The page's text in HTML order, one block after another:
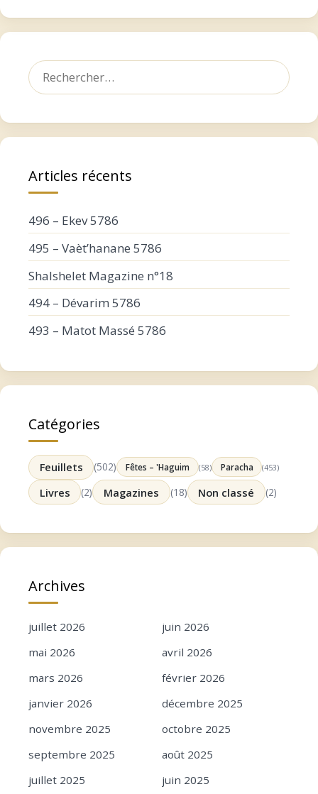
Rechercher :
Articles récents
496 – Ekev 5786
495 – Vaèt’hanane 5786
Shalshelet Magazine n°18
494 – Dévarim 5786
493 – Matot Massé 5786
Catégories
Feuillets (502) Fêtes – 'Haguim (58) Paracha (453)
Livres (2) Magazines (18) Non classé (2)
Archives
juillet 2026
juin 2026
mai 2026
avril 2026
mars 2026
février 2026
janvier 2026
décembre 2025
novembre 2025
octobre 2025
septembre 2025
août 2025
juillet 2025
juin 2025